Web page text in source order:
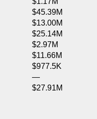
$45.39M
$13.00M
$25.14M
$2.97M
$11.66M
$977.5K
—
$27.91M